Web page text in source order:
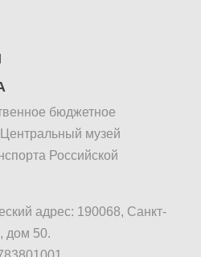
бюджетное
музей
Российской
адрес: 190068, Санкт-
дом 50.